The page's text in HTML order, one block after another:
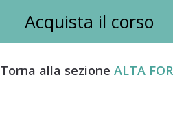
Acquista il corso
Torna alla sezione ALTA